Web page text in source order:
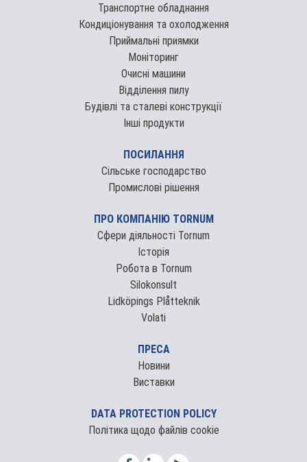
Транспортне обладнання
Кондиціонування та охолодження
Приймальні приямки
Моніторинг
Очисні машини
Відділення пилу
Будівлі та сталеві конструкції
Інші продукти
ПОСИЛАННЯ
Сільське господарство
Промислові рішення
ПРО КОМПАНІЮ TORNUM
Сфери діяльності Tornum
Історія
Робота в Tornum
Silokonsult
Lidköpings Plåtteknik
Volati
ПРЕСА
Новини
Виставки
DATA PROTECTION POLICY
Політика щодо файлів cookie